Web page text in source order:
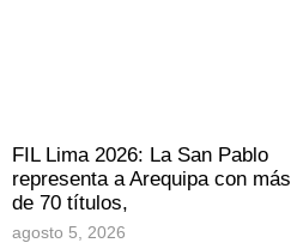
FIL Lima 2026: La San Pablo
representa a Arequipa con más
de 70 títulos,
agosto 5, 2026